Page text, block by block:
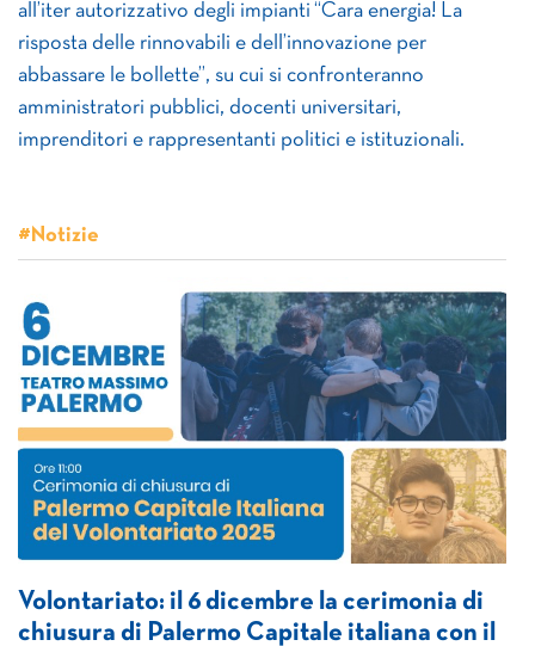
all’iter autorizzativo degli impianti “Cara energia! La
risposta delle rinnovabili e dell’innovazione per
abbassare le bollette”, su cui si confronteranno
amministratori pubblici, docenti universitari,
imprenditori e rappresentanti politici e istituzionali.
#Notizie
Volontariato: il 6 dicembre la cerimonia di
chiusura di Palermo Capitale italiana con il